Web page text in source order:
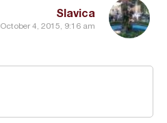
Slavica
October 4, 2015, 9:16 am